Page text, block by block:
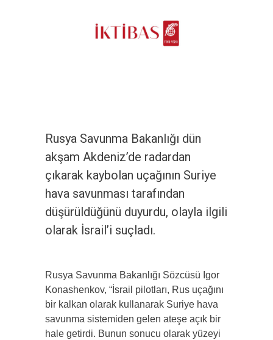
Rusya Savunma Bakanlığı dün
akşam Akdeniz’de radardan
çıkarak kaybolan uçağının Suriye
hava savunması tarafından
düşürüldüğünü duyurdu, olayla ilgili
olarak İsrail’i suçladı.
Rusya Savunma Bakanlığı Sözcüsü Igor
Konashenkov, “İsrail pilotları, Rus uçağını
bir kalkan olarak kullanarak Suriye hava
savunma sistemiden gelen ateşe açık bir
hale getirdi. Bunun sonucu olarak yüzeyi